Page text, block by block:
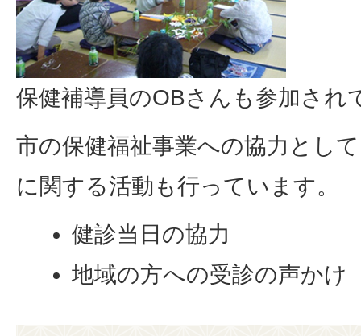
保健補導員のOBさんも参加され
市の保健福祉事業への協力とし
に関する活動も行っています。
健診当日の協力
地域の方への受診の声かけ